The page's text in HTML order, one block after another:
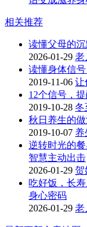
相关推荐
读懂父母的
2026-01-29 老
读懂身体信
2019-11-06 让
12个信号，
2019-10-28 冬
秋日养生的
2019-10-07 养
逆转时光的
智慧主动出击
2026-01-29 贺
吃好饭，长
身心密码
2026-01-29 老